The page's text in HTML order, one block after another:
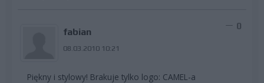
fabian
08.03.2010 10:21
0
Piękny i stylowy! Brakuje tylko logo: CAMEL-a